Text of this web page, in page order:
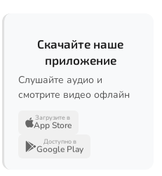
Скачайте наше
приложение
Слушайте аудио и
смотрите видео офлайн
Загрузите в
App Store
Доступно в
Google Play